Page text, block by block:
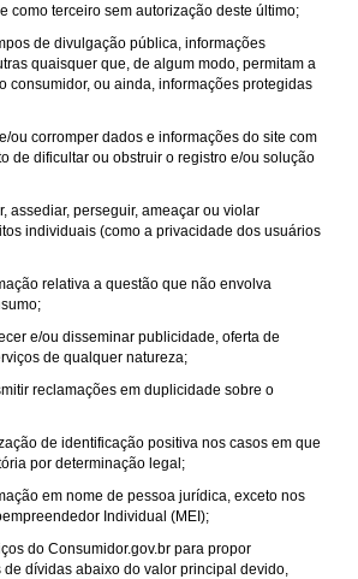
como terceiro sem autorização deste último;
de divulgação pública, informações
quaisquer que, de algum modo, permitam a
consumidor, ou ainda, informações protegidas
ou corromper dados e informações do site com
de dificultar ou obstruir o registro e/ou solução
assediar, perseguir, ameaçar ou violar
individuais (como a privacidade dos usuários
relativa a questão que não envolva
e/ou disseminar publicidade, oferta de
de qualquer natureza;
reclamações em duplicidade sobre o
de identificação positiva nos casos em que
por determinação legal;
em nome de pessoa jurídica, exceto nos
Individual (MEI);
do Consumidor.gov.br para propor
dívidas abaixo do valor principal devido,